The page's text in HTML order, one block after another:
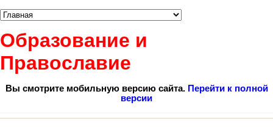
Образование и
Православие
Вы смотрите мобильную версию сайта. Перейти к полной
версии